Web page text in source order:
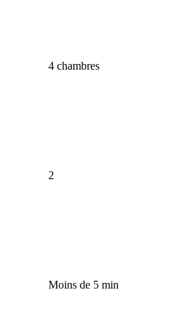
4 chambres
2
Moins de 5 min